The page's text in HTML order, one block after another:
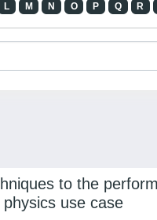
L M N O P Q R
to the
use case